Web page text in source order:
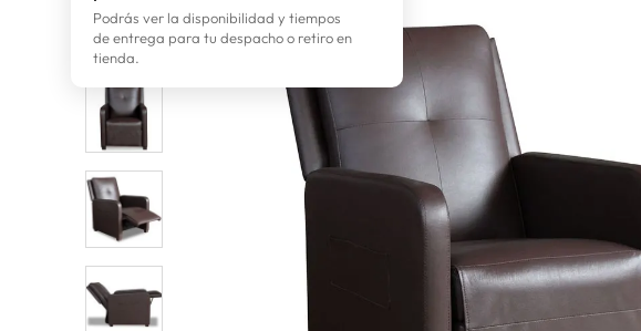
5 . zapatillas
tv
laptop
terrex
cocina
lavadora
Podrás ver la disponibilidad y tiempos
de entrega para tu despacho o retiro en
tienda.